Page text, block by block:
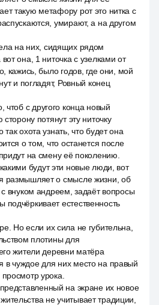
такую метафору рот это нитка с
умирают, а на другом
на них, сидящих рядом
она, 1 ниточка с узелками от
кажись, было годов, где они, мой
и погладят, Ровный конец
чтоб с другого конца новый
потянут эту ниточку
охота узнать, что будет она
о том, что останется после
на смену её поколению.
будут эти новые люди, вот
размышляет о смысле жизни, об
с внуком андреем, задаёт вопросы
естественность
Но если их сила не губительна,
плотины для
жители деревни матёра
в чуждое для них место на правый
урока.
на экране их новое
не учитывает традиции,